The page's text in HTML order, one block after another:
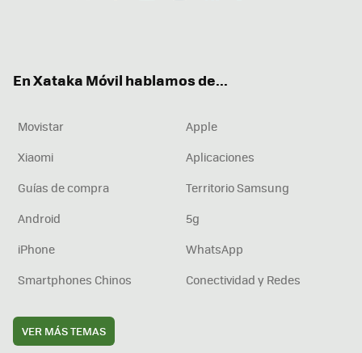
En Xataka Móvil hablamos de...
Movistar
Apple
Xiaomi
Aplicaciones
Guías de compra
Territorio Samsung
Android
5g
iPhone
WhatsApp
Smartphones Chinos
Conectividad y Redes
VER MÁS TEMAS